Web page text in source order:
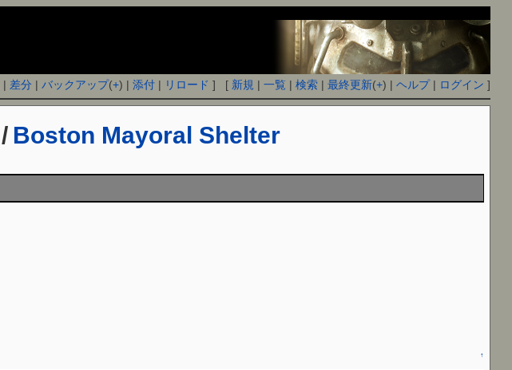
| 差分 |バックアップ(+) |添付 | リロード ] [ 新規 |一覧 |検索 |最終更新(+) |ヘルプ| ログイン ]
/ Boston Mayoral Shelter
↑